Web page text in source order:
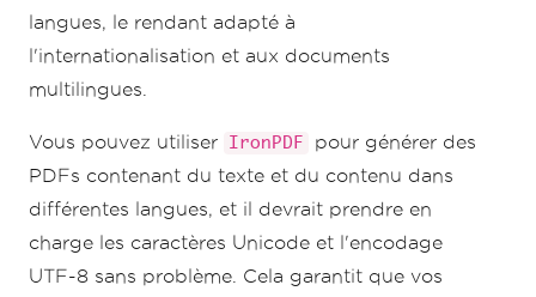
langues, le rendant adapté à
l'internationalisation et aux documents
multilingues.
Vous pouvez utiliser IronPDF
pour générer des
PDFs contenant du texte et du contenu dans
différentes langues, et il devrait prendre en
charge les caractères Unicode et l'encodage
UTF-8 sans problème. Cela garantit que vos